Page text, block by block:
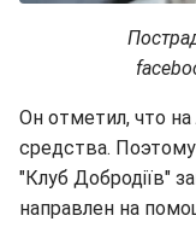
Он отметил, что
средства.
"Клуб Добродіїв"
направлен на